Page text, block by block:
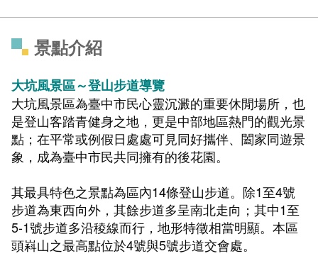
景點介紹
大坑風景區～登山步道導覽
大坑風景區為臺中市民心靈沉澱的重要休閒場所，也
是登山客踏青健身之地，更是中部地區熱門的觀光景
點；在平常或例假日處處可見同好攜伴、闔家同遊景
象，成為臺中市民共同擁有的後花園。
其最具特色之景點為區內14條登山步道。除1至4號
步道為東西向外，其餘步道多呈南北走向；其中1至
5-1號步道多沿稜線而行，地形特徵相當明顯。本區
頭嵙山之最高點位於4號與5號步道交會處。